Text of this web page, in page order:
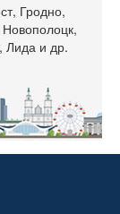
Гродно,
Лида и др.